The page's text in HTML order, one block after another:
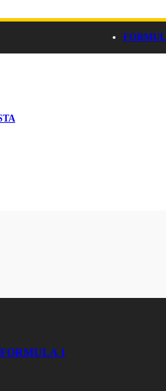
FORMULA 1